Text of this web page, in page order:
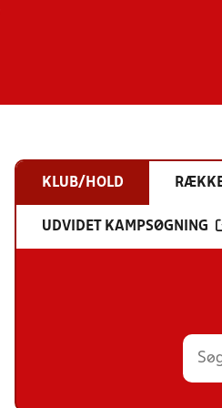
KLUB/HOLD
UDVIDET KAMPSØGNING